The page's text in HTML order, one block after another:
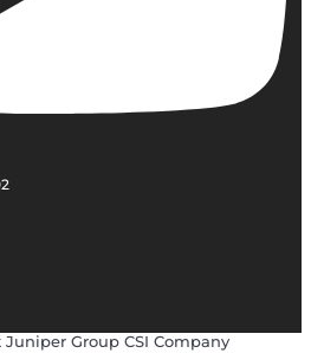
Group CSI Company